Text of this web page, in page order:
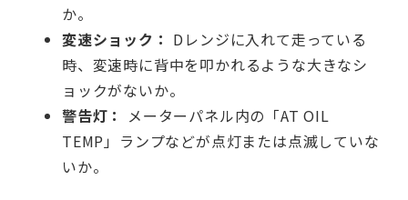
か。
変速ショック： Dレンジに入れて走っている
時、変速時に背中を叩かれるような大きなシ
ョックがないか。
警告灯：
メーターパネル内の「AT OIL
TEMP」ランプなどが点灯または点滅していな
いか。